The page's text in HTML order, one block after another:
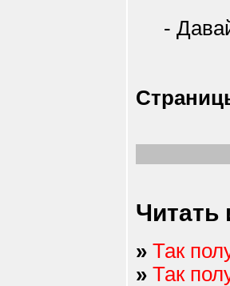
-
Читать
» Так
» Так